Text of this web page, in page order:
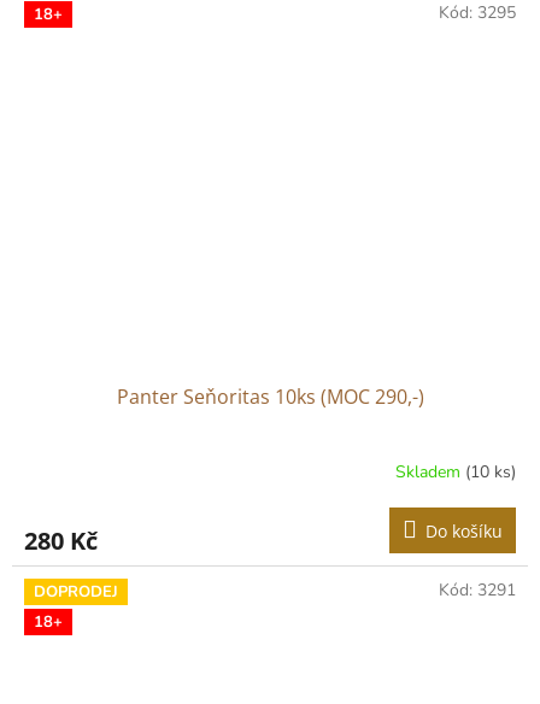
18+
Panter Seňoritas 10ks (MOC 290,-)
Skladem (10 ks)
280 Kč Do košíku
Kód: 3295
DOPRODEJ
18+
Kód: 3291